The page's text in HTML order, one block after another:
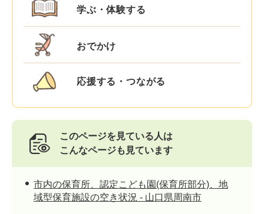
学ぶ・体験する
おでかけ
応援する・つながる
このページを見ている人は
こんなページも見ています
市内の保育所、認定こども園(保育所部分)、地
域型保育施設の空き状況 - 山口県周南市